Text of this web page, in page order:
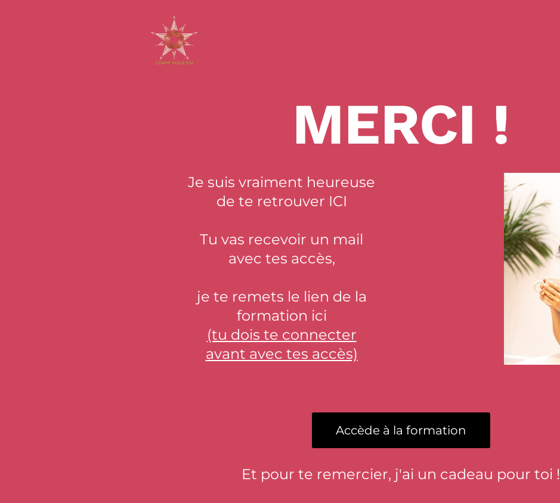
MERCI !
Je suis vraiment heureuse
de te retrouver ICI
Tu vas recevoir un mail
avec tes accès,
je te remets le lien de la
formation ici
(tu dois te connecter
avant avec tes accès)
Accède à la formation
Et pour te remercier, j'ai un cadeau pour toi !